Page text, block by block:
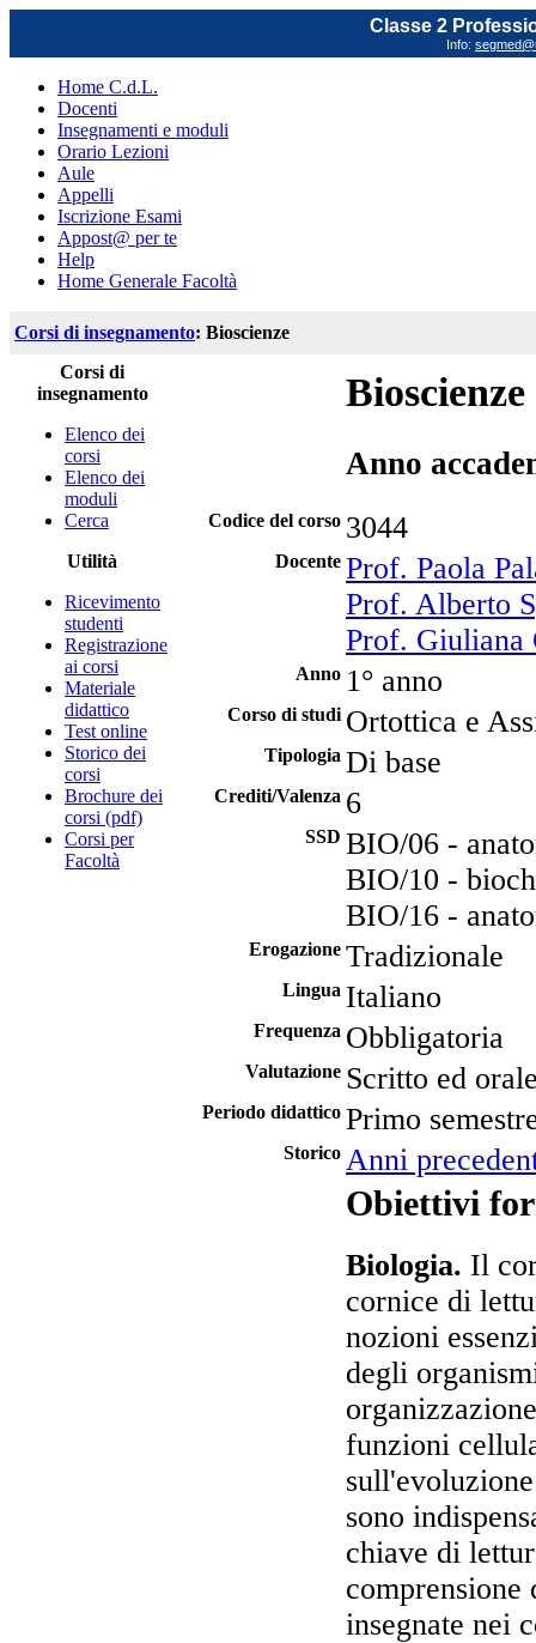
Classe 2
Info:
Home C.d.L.
Docenti
Insegnamenti e moduli
Orario Lezioni
Aule
Appelli
Iscrizione Esami
Appost@ per te
Help
Home Generale Facoltà
Corsi di insegnamento: Bioscienze
Corsi di
insegnamento
Elenco dei
corsi
Elenco dei
moduli
Cerca
Utilità
Ricevimento
studenti
Registrazione
ai corsi
Materiale
didattico
Test online
Storico dei
corsi
Brochure dei
corsi (pdf)
Corsi per
Facoltà
Bioscienze
Anno
Codice del corso 3044
Docente Prof. Paola
Prof. Alberto
Prof. Giuliana
Anno 1° anno
Corso di studi Ortottica e
Tipologia Di base
Crediti/Valenza 6
SSD BIO/06 -
BIO/10 -
BIO/16 -
Erogazione Tradizionale
Lingua Italiano
Frequenza Obbligatoria
Valutazione Scritto ed
Periodo didattico Primo
Storico Anni
Obiettivi
Biologia. Il
cornice di
nozioni
degli
funzioni
sono
chiave di
comprensione
insegnate nei